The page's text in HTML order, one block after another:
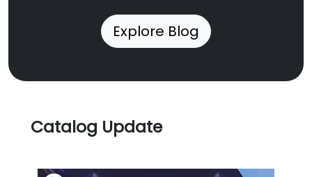
Explore Blog
Catalog Update